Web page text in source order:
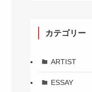
カテゴリー
ARTIST
ESSAY